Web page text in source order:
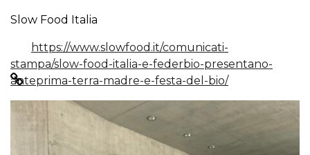
Slow Food Italia
https://www.slowfood.it/comunicati-
stampa/slow-food-italia-e-federbio-presentano-
anteprima-terra-madre-e-festa-del-bio/